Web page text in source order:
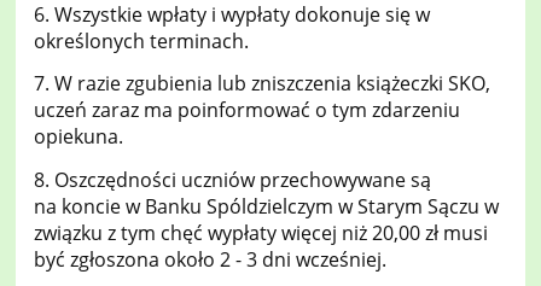
6. Wszystkie wpłaty i wypłaty dokonuje się w
określonych terminach.
7. W razie zgubienia lub zniszczenia książeczki SKO,
uczeń zaraz ma poinformować o tym zdarzeniu
opiekuna.
8. Oszczędności uczniów przechowywane są
na koncie w Banku Spóldzielczym w Starym Sączu w
związku z tym chęć wypłaty więcej niż 20,00 zł musi
być zgłoszona około 2 - 3 dni wcześniej.